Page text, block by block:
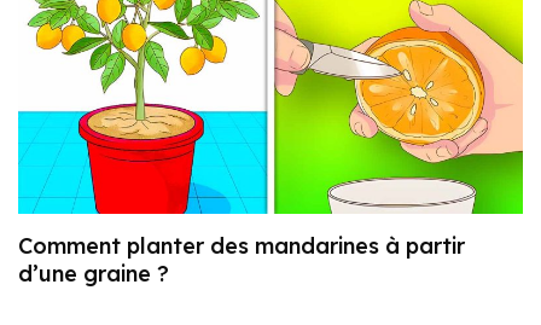
Comment planter des mandarines à partir
d’une graine ?